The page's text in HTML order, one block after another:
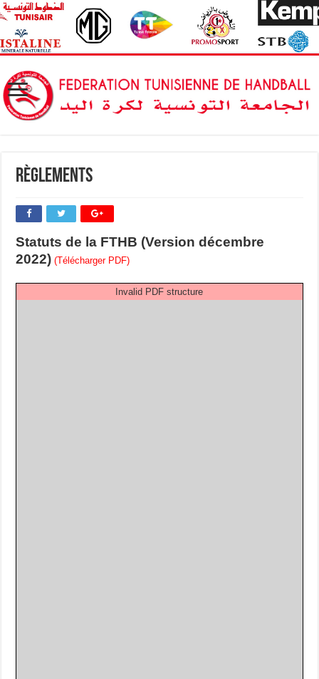
Règlements
Statuts de la FTHB (Version décembre
2022) (Télécharger PDF)
Invalid PDF structure